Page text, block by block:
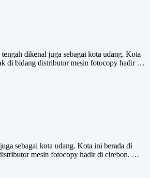
dikenal juga sebagai kota udang. Kota
di bidang distributor mesin fotocopy hadir …
sebagai kota udang. Kota ini berada di
mesin fotocopy hadir di cirebon. …